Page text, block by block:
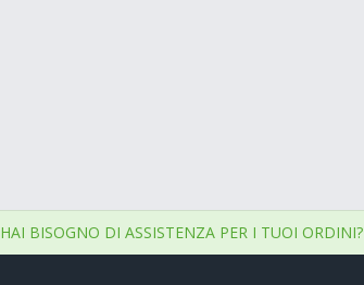
HAI BISOGNO DI ASSISTENZA PER I TUOI ORDINI?